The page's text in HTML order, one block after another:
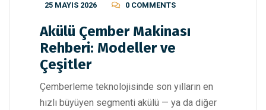
25 MAYIS 2026 0 COMMENTS
Akülü Çember Makinası
Rehberi: Modeller ve
Çeşitler
Çemberleme teknolojisinde son yılların en
hızlı büyüyen segmenti akülü — ya da diğer